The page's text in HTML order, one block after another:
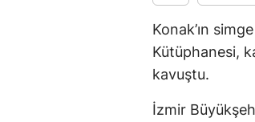
Konak’ın
Kütüphanesi,
kavuştu.
İzmir